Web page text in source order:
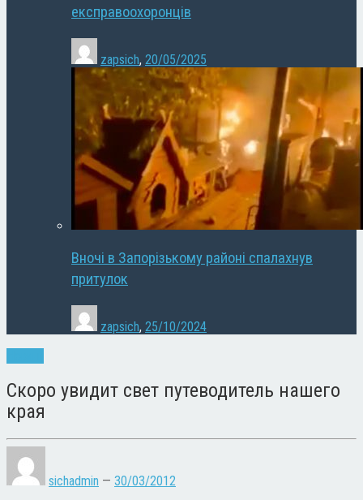
експравоохоронців
zapsich, 20/05/2025
Вночі в Запорізькому районі спалахнув
притулок
zapsich, 25/10/2024
Скоро увидит свет путеводитель нашего
края
sichadmin — 30/03/2012